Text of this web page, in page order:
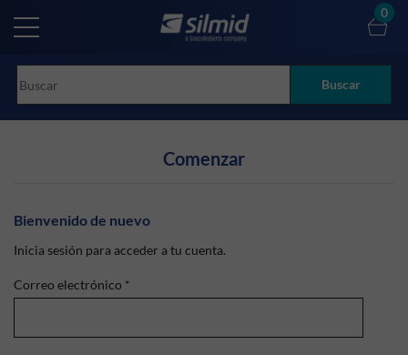
main
Buscar
0
Comenzar
Bienvenido de nuevo
Inicia sesión para acceder a tu cuenta.
Correo electrónico *